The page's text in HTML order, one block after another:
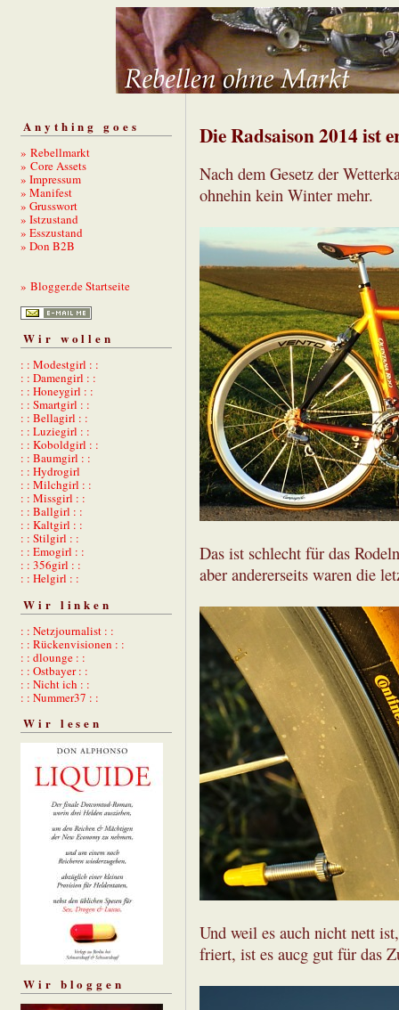
Anything goes
» Rebellmarkt
» Core Assets
» Impressum
» Manifest
» Grusswort
» Istzustand
» Esszustand
» Don B2B
» Blogger.de Startseite
Wir wollen
: : Modestgirl : :
: : Damengirl : :
: : Honeygirl : :
: : Smartgirl : :
: : Bellagirl : :
: : Luziegirl : :
: : Koboldgirl : :
: : Baumgirl : :
: : Hydrogirl
: : Milchgirl : :
: : Missgirl : :
: : Ballgirl : :
: : Kaltgirl : :
: : Stilgirl : :
: : Emogirl : :
: : 356girl : :
: : Helgirl : :
Wir linken
: : Netzjournalist : :
: : Rückenvisionen : :
: : dlounge : :
: : Ostbayer : :
: : Nicht ich : :
: : Nummer37 : :
Wir lesen
Wir bloggen
Die Radsaison 2014 ist
Nach dem Gesetz der
ohnehin kein Winter mehr.
Das ist schlecht für das
aber andererseits waren die
Und weil es auch nicht nett
friert, ist es aucg gut für das